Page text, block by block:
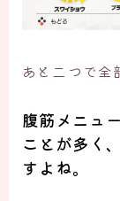
あと二つで全
腹筋メニュ
ことが多く
すよね。